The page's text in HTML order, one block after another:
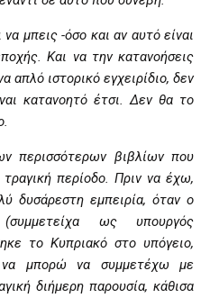
μπεις -όσο και αν αυτό είναι
Και να την κατανοήσεις
ιστορικό εγχειρίδιο, δεν
κατανοητό έτσι. Δεν θα το
περισσότερων βιβλίων που
περίοδο. Πριν να έχω,
δυσάρεστη εμπειρία, όταν ο
ως υπουργός
το Κυπριακό στο υπόγειο,
μπορώ να συμμετέχω με
διήμερη παρουσία, κάθισα